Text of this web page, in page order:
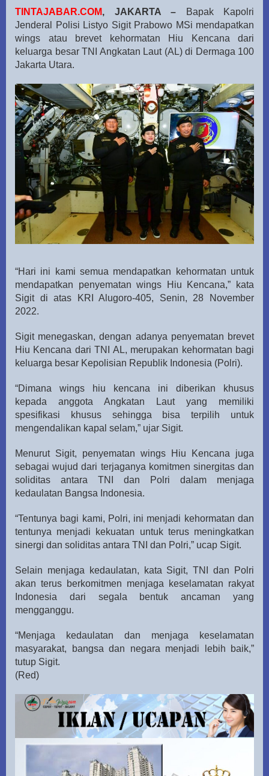
TINTAJABAR.COM, JAKARTA – Bapak Kapolri
Jenderal Polisi Listyo Sigit Prabowo MSi mendapatkan
wings atau brevet kehormatan Hiu Kencana dari
keluarga besar TNI Angkatan Laut (AL) di Dermaga 100
Jakarta Utara.
“Hari ini kami semua mendapatkan kehormatan untuk
mendapatkan penyematan wings Hiu Kencana,” kata
Sigit di atas KRI Alugoro-405, Senin, 28 November
2022.
Sigit menegaskan, dengan adanya penyematan brevet
Hiu Kencana dari TNI AL, merupakan kehormatan bagi
keluarga besar Kepolisian Republik Indonesia (Polri).
“Dimana wings hiu kencana ini diberikan khusus
kepada anggota Angkatan Laut yang memiliki
spesifikasi khusus sehingga bisa terpilih untuk
mengendalikan kapal selam,” ujar Sigit.
Menurut Sigit, penyematan wings Hiu Kencana juga
sebagai wujud dari terjaganya komitmen sinergitas dan
soliditas antara TNI dan Polri dalam menjaga
kedaulatan Bangsa Indonesia.
“Tentunya bagi kami, Polri, ini menjadi kehormatan dan
tentunya menjadi kekuatan untuk terus meningkatkan
sinergi dan soliditas antara TNI dan Polri,” ucap Sigit.
Selain menjaga kedaulatan, kata Sigit, TNI dan Polri
akan terus berkomitmen menjaga keselamatan rakyat
Indonesia dari segala bentuk ancaman yang
mengganggu.
“Menjaga kedaulatan dan menjaga keselamatan
masyarakat, bangsa dan negara menjadi lebih baik,”
tutup Sigit.
(Red)